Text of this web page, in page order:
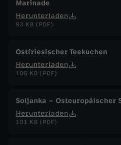
Marinade
Herunterladen
93 KB (PDF)
Ostfriesischer Teekuchen
Herunterladen
106 KB (PDF)
Soljanka – Osteuropäischer
Herunterladen
101 KB (PDF)